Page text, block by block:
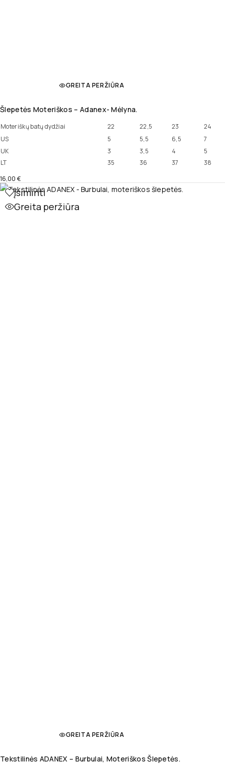
GREITA PERŽIŪRA
Šlepetės Moteriškos – Adanex- Mėlyna.
Moteriškų batų dydžiai 22 22,5 23
24
US
5 5,5 6,5
7
UK
3 3,5 4
5
LT
35 36 37
38
16,00 €
Įsiminti
Greita peržiūra
GREITA PERŽIŪRA
Tekstilinės ADANEX – Burbulai, Moteriškos Šlepetės.